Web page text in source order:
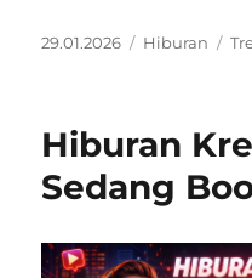
Posted
29.01.2026 Categories
Hiburan
Hiburan
Sedang